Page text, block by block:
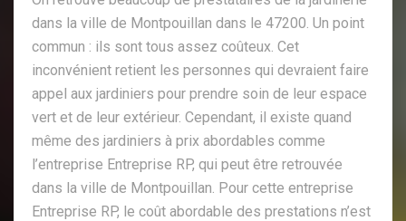
dans la ville de Montpouillan dans le 47200. Un point
commun : ils sont tous assez coûteux. Cet
inconvénient retient les personnes qui devraient faire
appel aux jardiniers pour prendre soin de leur espace
vert et de leur extérieur. Cependant, il existe quand
même des jardiniers à prix abordables comme
l’entreprise Entreprise RP, qui peut être retrouvée
dans la ville de Montpouillan. Pour cette entreprise
Entreprise RP, le coût abordable des prestations n’est